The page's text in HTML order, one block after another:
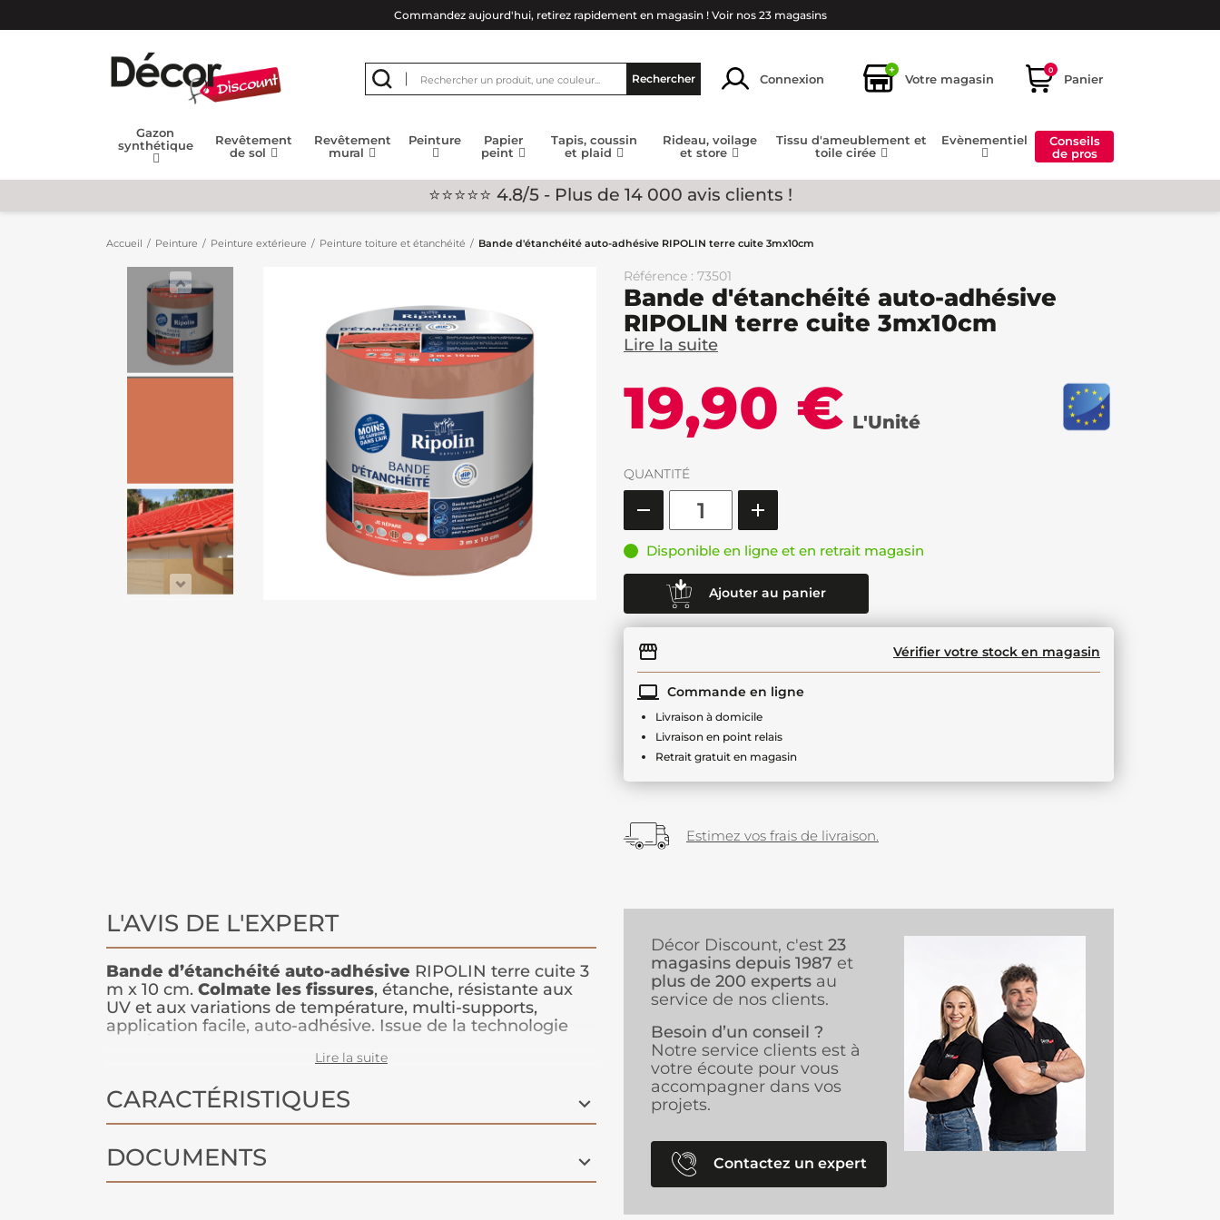
Commandez aujourd'hui, retirez rapidement en magasin ! Voir nos 23 magasins
Rechercher Connexion
+
Votre magasin
0
Panier
Gazon
synthétique
Revêtement
de sol
Revêtement
mural
Peinture
Papier
peint
Tapis, coussin
et plaid
Rideau, voilage
et store
Tissu d'ameublement et
toile cirée
Evènementiel
Conseils
de pros
⭐⭐⭐⭐⭐ 4.8/5 - Plus de 14 000 avis clients !
Accueil Peinture Peinture extérieure Peinture toiture et étanchéité Bande d'étanchéité auto-adhésive RIPOLIN terre cuite 3mx10cm
Référence : 73501
Bande d'étanchéité auto-adhésive
RIPOLIN terre cuite 3mx10cm
Lire la suite
19,90 € L'Unité
QUANTITÉ
Disponible en ligne et en retrait magasin
Ajouter au panier
Vérifier votre stock en magasin
Commande en ligne
Livraison à domicile
Livraison en point relais
Retrait gratuit en magasin
Estimez vos frais de livraison.
L'AVIS DE L'EXPERT
Bande d’étanchéité auto-adhésive RIPOLIN terre cuite 3
m x 10 cm. Colmate les fissures, étanche, résistante aux
UV et aux variations de température, multi-supports,
application facile, auto-adhésive. Issue de la technologie
colmate les fissures
étanchéité instantanée et sans effort. Pratique, elle ne
nécessite aucun outil spécifique ni temps de séchage. Ce
horizontales (idéal pour les joints de liaison ou de
raccordement de toiture, souches de cheminée ou fenêtres
de toit, gouttières, terrasses, toits de caravane, etc.).
Lire la suite
CARACTÉRISTIQUES
DOCUMENTS
Décor Discount, c'est 23
magasins depuis 1987 et
plus de 200 experts au
service de nos clients.
Besoin d’un conseil ?
Notre service clients est à
votre écoute pour vous
accompagner dans vos
projets.
Contactez un expert